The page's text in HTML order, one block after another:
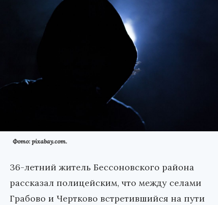
Фото: pixabay.com.
36-летний житель Бессоновского района
рассказал полицейским, что между селами
Грабово и Чертково встретившийся на пути